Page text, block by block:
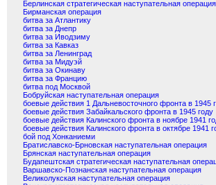
Берлинская стратегическая наступательная операция
Бирманская операция
битва за Атлантику
битва за Днепр
битва за Иводзиму
битва за Кавказ
битва за Ленинград
битва за Мидуэй
битва за Окинаву
битва за Францию
битва под Москвой
Бобруйская наступательная операция
боевые действия 1 Дальневосточного фронта в 1945
боевые действия Забайкальского фронта в 1945 году
боевые действия Калинского фронта в ноябре 1941
боевые действия Калинского фронта в октябре 1941
бой под Хонканиеми
Братиславско-Брновская наступательная операция
Брянская наступательная операция
Будапештская стратегическая наступательная
Варшавско-Познанская наступательная операция
Великолукская наступательная операция